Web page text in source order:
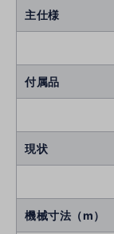
主仕様
付属品
現状
機械寸法（m）